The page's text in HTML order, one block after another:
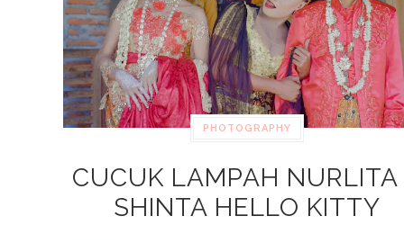
PHOTOGRAPHY
CUCUK LAMPAH NURLITA
SHINTA HELLO KITTY